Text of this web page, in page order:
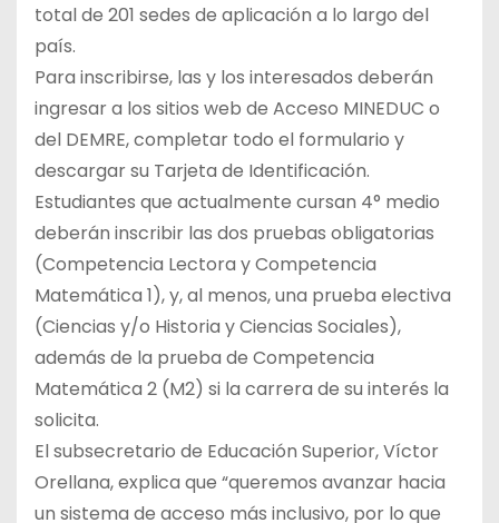
total de 201 sedes de aplicación a lo largo del
país.
Para inscribirse, las y los interesados deberán
ingresar a los sitios web de Acceso MINEDUC o
del DEMRE, completar todo el formulario y
descargar su Tarjeta de Identificación.
Estudiantes que actualmente cursan 4° medio
deberán inscribir las dos pruebas obligatorias
(Competencia Lectora y Competencia
Matemática 1), y, al menos, una prueba electiva
(Ciencias y/o Historia y Ciencias Sociales),
además de la prueba de Competencia
Matemática 2 (M2) si la carrera de su interés la
solicita.
El subsecretario de Educación Superior, Víctor
Orellana, explica que “queremos avanzar hacia
un sistema de acceso más inclusivo, por lo que